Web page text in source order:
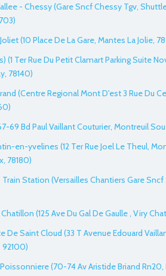
- Chessy (Gare Sncf Chessy Tgv,
(10 Place De La Gare, Mantes La Jolie,
(1 Ter Rue Du Petit Clamart Parking Suite
78140)
(Centre Regional Mont D'est 3 Rue Du
69 Bd Paul Vaillant Couturier, Montreuil
en-yvelines (12 Ter Rue Joel Le Theul,
78180)
Station (Versailles Chantiers Gare Sncf
(125 Ave Du Gal De Gaulle , Viry
De Saint Cloud (33 T Avenue Edouard
92100)
(70-74 Av Aristide Briand Rn20,